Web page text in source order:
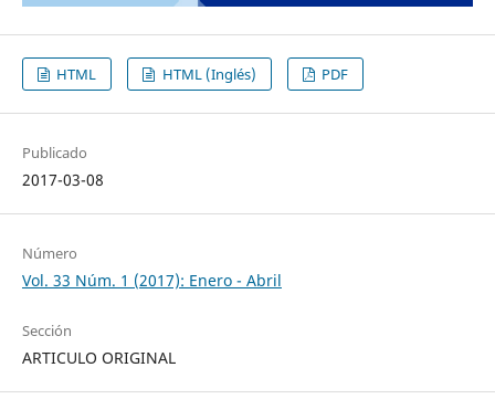
HTML HTML (Inglés) PDF
Publicado
2017-03-08
Número
Vol. 33 Núm. 1 (2017): Enero - Abril
Sección
ARTICULO ORIGINAL